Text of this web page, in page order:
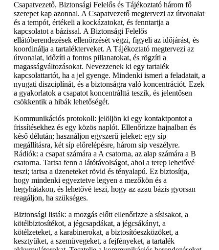
Csapatvezető, Biztonsági Felelős és Tájékoztató három fő
szerepet kap azonnal. A Csapatvezető megtervezi az útvonalat
és a tempót, értékeli a kockázatokat, és fenntartja a
kapcsolatot a bázissal. A Biztonsági Felelős
ellátóberendezések ellenőrzését végzi, figyeli az időjárást, és
koordinálja a tartalékterveket. A Tájékoztató megtervezi az
útvonalat, időzíti a fontos pillanatokat, és rögzíti a
magasságváltozásokat. Nevezzenek ki egy tartalék
kapcsolattartót, ha a jel gyenge. Mindenki ismeri a feladatait, a
nyugati diszciplínát, és a biztonságra való koncentrációt. Ezek
a gyakorlatok a csapatot koncentrálttá teszik, és jelentősen
csökkentik a hibák lehetőségét.
Kommunikációs protokoll: jelöljön ki egy kontaktpontot a
frissítésekhez és egy közös naplót. Ellenőrizze hajnalban és
késő délután; használjon egyszerű jeleket: egy síp
megállításra, két síp előrelépésre, három síp veszélyre.
Rádiók: a csapat számára a A csatorna, az alap számára a B
csatorna. Tartsa fenn a látótávolságot, ahol a terep lehetővé
teszi; tartsa a üzeneteket rövid és tényalapú. Ez biztosítja,
hogy mindenki egyeztetve legyen a mezőkön és a
hegyhátakon, és lehetővé teszi, hogy az azau bázis gyorsan
reagáljon, ha szükséges.
Biztonsági listák: a mozgás előtt ellenőrizze a sísisakot, a
kötélbiztosítékot, a jégcsapdákat, a jégcsákányt, a
kötélzeteket, a karabinerokat, a biztosítóeszközöket, a
kesztyűket, a szemüvegeket, a fejfényeket, a tartalék